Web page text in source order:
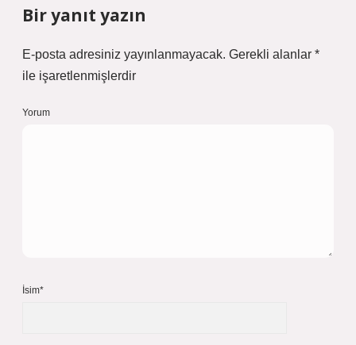
Bir yanıt yazın
E-posta adresiniz yayınlanmayacak. Gerekli alanlar *
ile işaretlenmişlerdir
Yorum
İsim*